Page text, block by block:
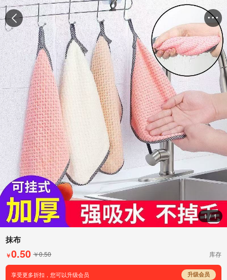
 
1 /1
抹布
￥0.50 ￥0.50 库存
享受更多折扣，您可以升级会员 升级会员